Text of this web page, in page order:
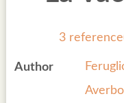
3
Author